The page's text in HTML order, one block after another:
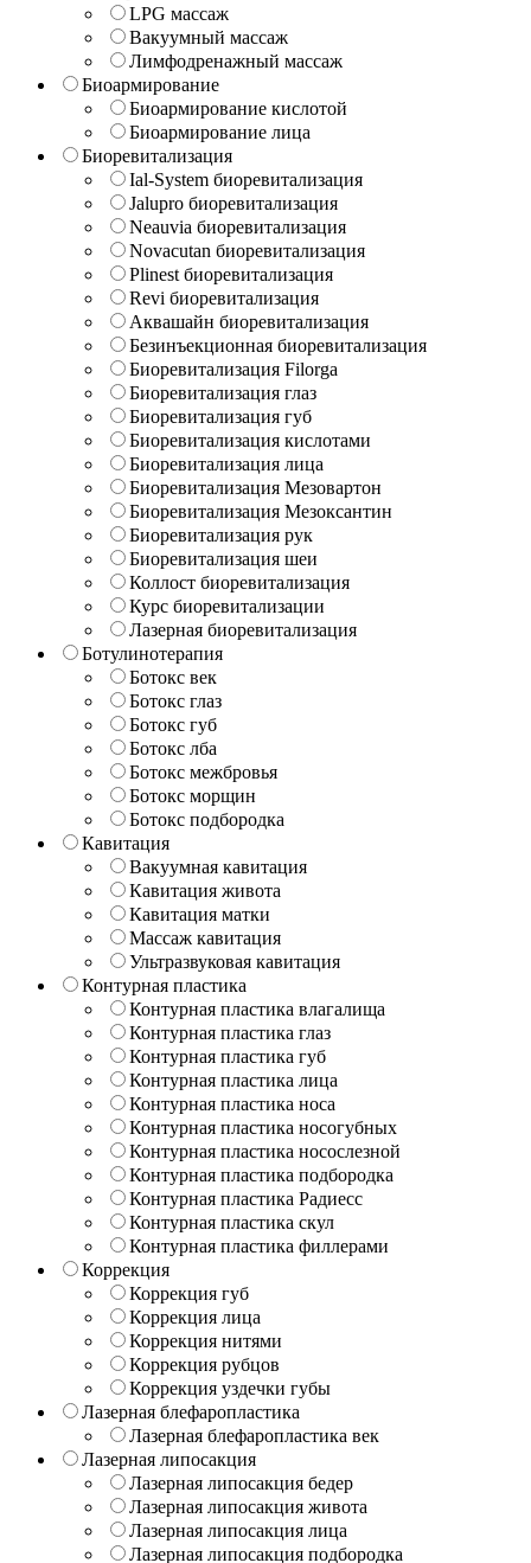
LPG массаж
Вакуумный массаж
Лимфодренажный массаж
Биоармирование
Биоармирование кислотой
Биоармирование лица
Биоревитализация
Ial-System биоревитализация
Jalupro биоревитализация
Neauvia биоревитализация
Novacutan биоревитализация
Plinest биоревитализация
Revi биоревитализация
Аквашайн биоревитализация
Безинъекционная биоревитализация
Биоревитализация Filorga
Биоревитализация глаз
Биоревитализация губ
Биоревитализация кислотами
Биоревитализация лица
Биоревитализация Мезовартон
Биоревитализация Мезоксантин
Биоревитализация рук
Биоревитализация шеи
Коллост биоревитализация
Курс биоревитализации
Лазерная биоревитализация
Ботулинотерапия
Ботокс век
Ботокс глаз
Ботокс губ
Ботокс лба
Ботокс межбровья
Ботокс морщин
Ботокс подбородка
Кавитация
Вакуумная кавитация
Кавитация живота
Кавитация матки
Массаж кавитация
Ультразвуковая кавитация
Контурная пластика
Контурная пластика влагалища
Контурная пластика глаз
Контурная пластика губ
Контурная пластика лица
Контурная пластика носа
Контурная пластика носогубных
Контурная пластика носослезной
Контурная пластика подбородка
Контурная пластика Радиесс
Контурная пластика скул
Контурная пластика филлерами
Коррекция
Коррекция губ
Коррекция лица
Коррекция нитями
Коррекция рубцов
Коррекция уздечки губы
Лазерная блефаропластика
Лазерная блефаропластика век
Лазерная липосакция
Лазерная липосакция бедер
Лазерная липосакция живота
Лазерная липосакция лица
Лазерная липосакция подбородка